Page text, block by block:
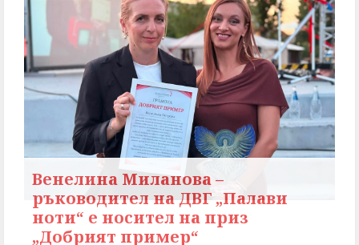
Венелина Миланова –
ръководител на ДВГ „Палави
ноти“ е носител на приз
„Добрият пример“